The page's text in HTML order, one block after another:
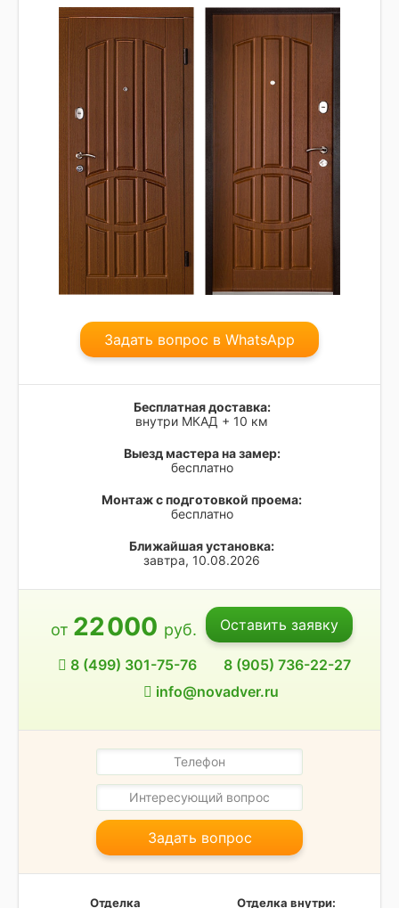
Задать вопрос в WhatsApp
Бесплатная доставка:
внутри МКАД + 10 км
Выезд мастера на замер:
бесплатно
Монтаж с подготовкой проема:
бесплатно
Ближайшая установка:
завтра, 10.08.2026
от 22000 руб. Оставить заявку
8 (499) 301-75-76
8 (905) 736-22-27
info@novadver.ru
Задать вопрос
Отделка
Отделка внутри: